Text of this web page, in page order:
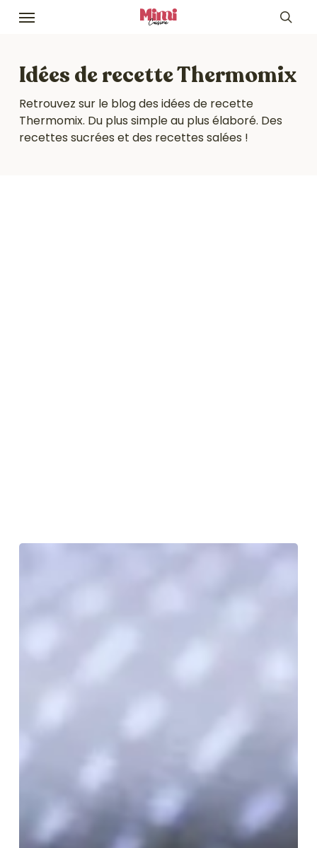
Skip
content
Menu
Idées de recette Thermomix
Retrouvez sur le blog des idées de recette
Thermomix. Du plus simple au plus élaboré. Des
recettes sucrées et des recettes salées !